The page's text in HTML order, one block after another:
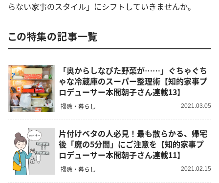
らない家事のスタイル」にシフトしていきませんか。
この特集の記事一覧
「奥からしなびた野菜が……」ぐちゃぐち
ゃな冷蔵庫のスーパー整理術【知的家事プ
ロデューサー本間朝子さん連載13】
掃除・暮らし 2021.03.05
片付けベタの人必見！最も散らかる、帰宅
後「魔の5分間」にご注意を【知的家事プ
ロデューサー本間朝子さん連載11】
掃除・暮らし 2021.02.15